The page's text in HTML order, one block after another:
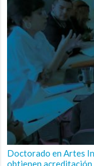
Doctorado en Artes
obtienen acreditación